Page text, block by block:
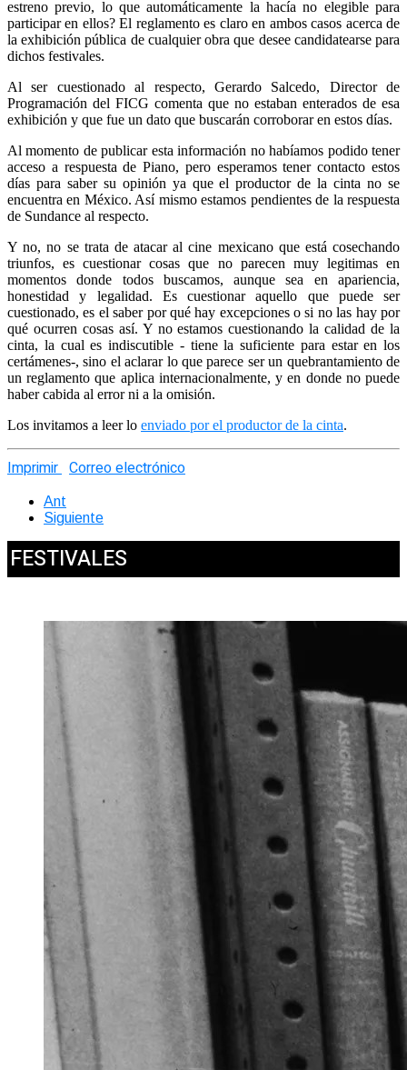
estreno previo, lo que automáticamente la hacía no elegible para
participar en ellos? El reglamento es claro en ambos casos acerca de
la exhibición pública de cualquier obra que desee candidatearse para
dichos festivales.
Al ser cuestionado al respecto, Gerardo Salcedo, Director de
Programación del FICG comenta que no estaban enterados de esa
exhibición y que fue un dato que buscarán corroborar en estos días.
Al momento de publicar esta información no habíamos podido tener
acceso a respuesta de Piano, pero esperamos tener contacto estos
días para saber su opinión ya que el productor de la cinta no se
encuentra en México. Así mismo estamos pendientes de la respuesta
de Sundance al respecto.
Y no, no se trata de atacar al cine mexicano que está cosechando
triunfos, es cuestionar cosas que no parecen muy legitimas en
momentos donde todos buscamos, aunque sea en apariencia,
honestidad y legalidad. Es cuestionar aquello que puede ser
cuestionado, es el saber por qué hay excepciones o si no las hay por
qué ocurren cosas así. Y no estamos cuestionando la calidad de la
cinta, la cual es indiscutible - tiene la suficiente para estar en los
certámenes-, sino el aclarar lo que parece ser un quebrantamiento de
un reglamento que aplica internacionalmente, y en donde no puede
haber cabida al error ni a la omisión.
Los invitamos a leer lo enviado por el productor de la cinta.
Imprimir Correo electrónico
Ant
Siguiente
FESTIVALES